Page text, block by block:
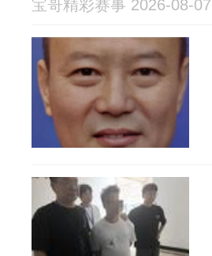
宝哥精彩赛事 2026-08-07